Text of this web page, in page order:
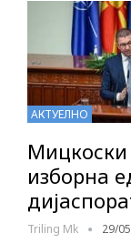
АКТУЕЛНО
изборна
Triling Mk 29/